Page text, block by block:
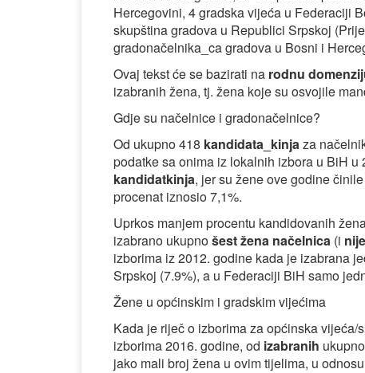
Hercegovini, 4 gradska vijeća u Federaciji
skupština gradova u Republici Srpskoj
gradonačelnika_ca gradova u Bosni i
Ovaj tekst će se bazirati na rodnu
izabranih žena, tj. žena koje su osvojile
Gdje su načelnice i gradonačelnice?
Od ukupno 418 kandidata_kinjaza
podatke sa onima iz lokalnih izbora u BiH
kandidatkinja, jer su žene ove godine činile
procenat iznosio 7,1%.
Uprkos manjem procentu kandidovanih
izabrano ukupnošest žena načelnica (i
izborima iz 2012. godine kada je izabrana
Srpskoj (7.9%), a u Federaciji BiH samo
Žene u općinskim i gradskim vijećima
Kada je riječ o izborima za općinska
izborima 2016. godine, od izabranih
jako mali broj žena u ovim tijelima, u